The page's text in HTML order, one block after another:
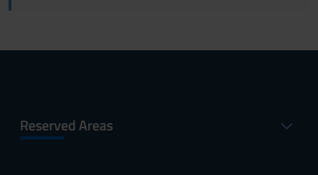
Reserved Areas